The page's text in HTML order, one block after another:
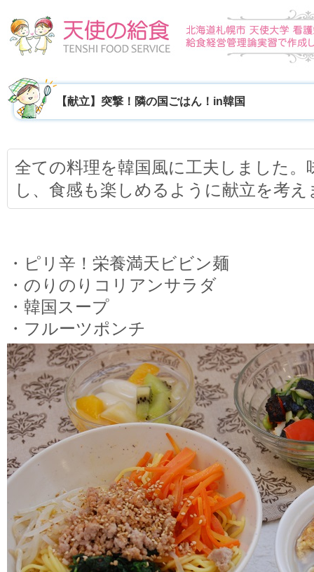
【献立】突撃！隣の国ごはん！in韓国
全ての料理を韓国風に工夫しました。
し、食感も楽しめるように献立を考え
・ピリ辛！栄養満天ビビン麺
・のりのりコリアンサラダ
・韓国スープ
・フルーツポンチ